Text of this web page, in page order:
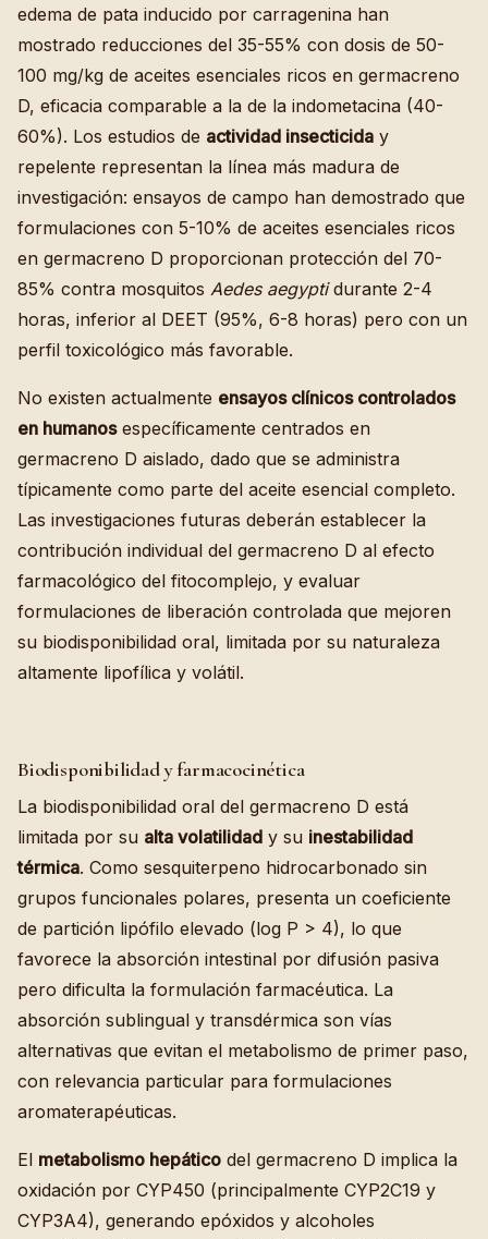
edema de pata inducido por carragenina han
mostrado reducciones del 35-55% con dosis de 50-
100 mg/kg de aceites esenciales ricos en germacreno
D, eficacia comparable a la de la indometacina (40-
60%). Los estudios de actividad insecticida y
repelente representan la línea más madura de
investigación: ensayos de campo han demostrado que
formulaciones con 5-10% de aceites esenciales ricos
en germacreno D proporcionan protección del 70-
85% contra mosquitos Aedes aegyptidurante 2-4
horas, inferior al DEET (95%, 6-8 horas) pero con un
perfil toxicológico más favorable.
No existen actualmente ensayos clínicos controlados
en humanosespecíficamente centrados en
germacreno D aislado, dado que se administra
típicamente como parte del aceite esencial completo.
Las investigaciones futuras deberán establecer la
contribución individual del germacreno D al efecto
farmacológico del fitocomplejo, y evaluar
formulaciones de liberación controlada que mejoren
su biodisponibilidad oral, limitada por su naturaleza
altamente lipofílica y volátil.
Biodisponibilidad y farmacocinética
La biodisponibilidad oral del germacreno D está
limitada por su alta volatilidad y su inestabilidad
térmica. Como sesquiterpeno hidrocarbonado sin
grupos funcionales polares, presenta un coeficiente
de partición lipófilo elevado (log P > 4), lo que
favorece la absorción intestinal por difusión pasiva
pero dificulta la formulación farmacéutica. La
absorción sublingual y transdérmica son vías
alternativas que evitan el metabolismo de primer paso,
con relevancia particular para formulaciones
aromaterapéuticas.
El metabolismo hepático del germacreno D implica la
oxidación por CYP450 (principalmente CYP2C19 y
CYP3A4), generando epóxidos y alcoholes